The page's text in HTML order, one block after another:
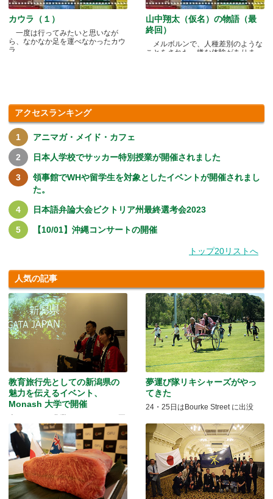
カウラ（１）
一度は行ってみたいと思いなが
ら、なかなか足を運べなかったカウ
ラ.....
山中翔太（仮名）の物語（最
終回）
メルボルンで、人種差別のような
ことをされた、嫌な体験がありま
アクセスランキング
アニマガ・メイド・カフェ
日本人学校でサッカー特別授業が開催されました
領事館でWHや留学生を対象としたイベントが開催されまし
た。
日本語弁論大会ビクトリア州最終選考会2023
【10/01】沖縄コンサートの開催
トップ20リストへ
人気の記事
教育旅行先としての新潟県の
魅力を伝えるイベント、
Monash 大学で開催
米どころでの農業とモノづくりの両
方を体験できる
夢運び隊リキシャーズがやっ
てきた
24・25日はBourke Street に出没